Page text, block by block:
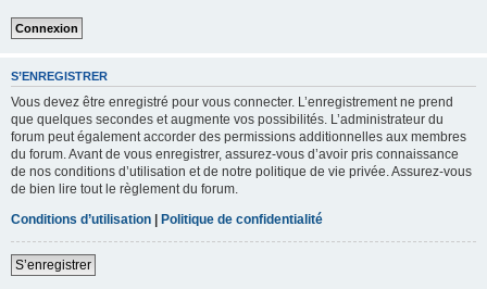
S’ENREGISTRER
Vous devez être enregistré pour vous connecter. L’enregistrement ne prend
que quelques secondes et augmente vos possibilités. L’administrateur du
forum peut également accorder des permissions additionnelles aux membres
du forum. Avant de vous enregistrer, assurez-vous d’avoir pris connaissance
de nos conditions d’utilisation et de notre politique de vie privée. Assurez-vous
de bien lire tout le règlement du forum.
Conditions d’utilisation | Politique de confidentialité
S’enregistrer